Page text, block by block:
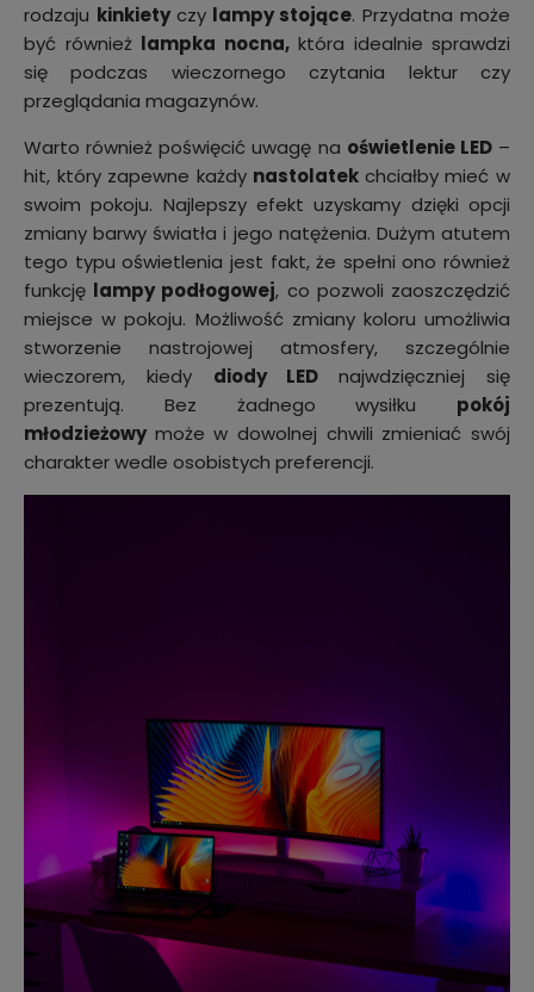
rodzaju kinkietyczylampy stojące. Przydatna może
być również lampka nocna,która idealnie sprawdzi
się podczas wieczornego czytania lektur czy
przeglądania magazynów.
Warto również poświęcić uwagę na oświetlenie LED–
hit, który zapewne każdy nastolatek chciałby mieć w
swoim pokoju. Najlepszy efekt uzyskamy dzięki opcji
zmiany barwy światła i jego natężenia. Dużym atutem
tego typu oświetlenia jest fakt, że spełni ono również
funkcję lampy podłogowej, co pozwoli zaoszczędzić
miejsce w pokoju. Możliwość zmiany koloru umożliwia
stworzenie nastrojowej atmosfery, szczególnie
wieczorem, kiedy diody LEDnajwdzięczniej się
prezentują. Bez żadnego wysiłku pokój
młodzieżowy może w dowolnej chwili zmieniać swój
charakter wedle osobistych preferencji.